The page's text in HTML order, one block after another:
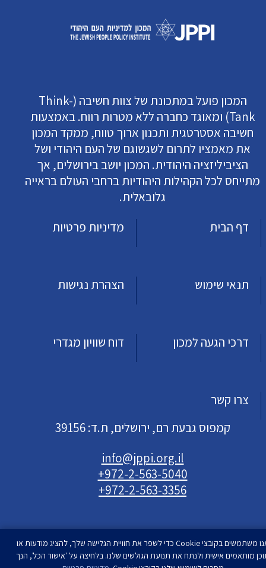
המכון פועל במתכונת של צוות חשיבה (Think-
Tank) ומאוגד כחברה ללא מטרות רווח. באמצעות
חשיבה אסטרטגית ותכנון ארוך טווח, ממקד המכון
את מאמציו לתרום לשגשוגם של העם היהודי ושל
הציביליזציה היהודית. המכון יושב בירושלים, אך
מתייחס לכל הקהילות היהודיות ברחבי העולם בראייה
גלובאלית.
דף הבית
מדיניות פרטיות
תנאי שימוש הצהרת נגישות
דרכי הגעה למכון דוח שוויון מגדרי
צרו קשר
קמפוס גבעת רם, ירושלים, ת.ד: 39156
info@jppi.org.il
+972-2-563-5040
+972-2-563-3356
אנו משתמשים בקובצי Cookie כדי לשפר את חוויית הגלישה שלך, להציג מודעות או
מותאמים אישית ולנתח את תנועת הגולשים שלנו. בלחיצה על 'אישור הכל', הנך